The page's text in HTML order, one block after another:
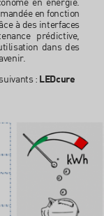
en énergie.
en fonction
à des interfaces
prédictive,
dans des
: LEDcure